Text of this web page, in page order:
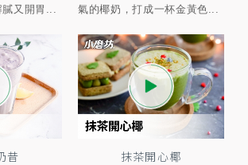
膩又開胃...
氣的椰奶，打成一杯金黃色...
昔 抹茶開心椰